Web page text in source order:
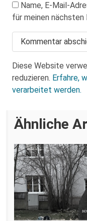
Name, E-Mail-
für meinen nächsten
Diese Website
reduzieren. Erfahre,
verarbeitet werden.
Ähnliche